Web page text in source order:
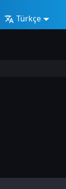
Türkçe